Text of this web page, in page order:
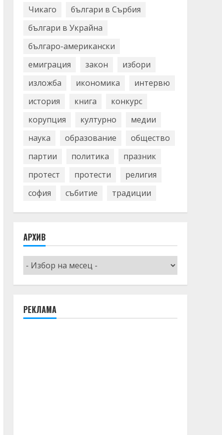
Чикаго
българи в Сърбия
българи в Украйна
българо-американски
емиграция
закон
избори
изложба
икономика
интервю
история
книга
конкурс
корупция
културно
медии
наука
образование
общество
партии
политика
празник
протест
протести
религия
софия
събитие традиции
АРХИВ
Архив
РЕКЛАМА